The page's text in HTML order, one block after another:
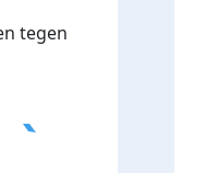
tegen